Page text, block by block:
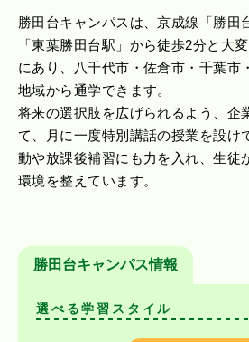
勝田台キャンパスは、京成線「勝田
「東葉勝田台駅」から徒歩2分と大
にあり、八千代市・佐倉市・千葉市
地域から通学できます。
将来の選択肢を広げられるよう、企
て、月に一度特別講話の授業を設け
動や放課後補習にも力を入れ、生徒
環境を整えています。
勝田台キャンパス情報
選べる学習スタイル